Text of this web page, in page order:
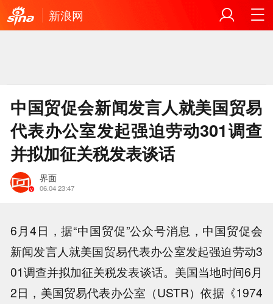
新浪网
中国贸促会新闻发言人就美国贸易
代表办公室发起强迫劳动301调查
并拟加征关税发表谈话
界面
06.04 23:47
6月4日，据“中国贸促”公众号消息，中国贸促会
新闻发言人就美国贸易代表办公室发起强迫劳动3
01调查并拟加征关税发表谈话。美国当地时间6月
2日，美国贸易代表办公室（USTR）依据《1974